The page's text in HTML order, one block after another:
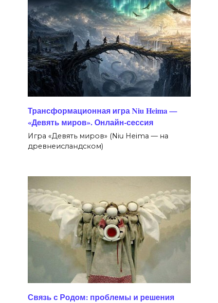
Трансформационная игра Niu Heima —
«Девять миров». Онлайн-сессия
Игра «Девять миров» (Niu Heima — на
древнеисландском)
Связь с Родом: проблемы и решения